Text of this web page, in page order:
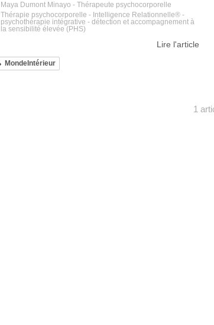
Maya Dumont Minayo - Thérapeute psychocorporelle
Thérapie psychocorporelle - Intelligence Relationnelle® -
psychothérapie intégrative - détection et accompagnement à
la sensibilité élevée (PHS)
Lire l'article
MondeIntérieur
1